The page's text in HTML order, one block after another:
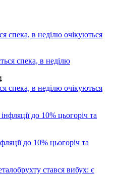
спека, в неділю очікуються
спека, в неділю очікуються
до 10% цьогоріч та